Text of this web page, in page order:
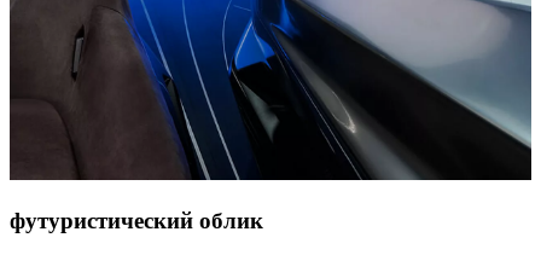
футуристический облик